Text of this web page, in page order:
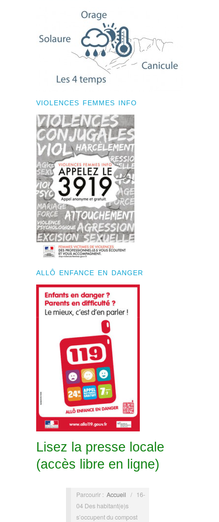
VIOLENCES FEMMES INFO
ALLÔ ENFANCE EN DANGER
Lisez la presse locale
(accès libre en ligne)
Parcourir : Accueil / 16-
04 Des habitant(e)s
s’occupent du compost